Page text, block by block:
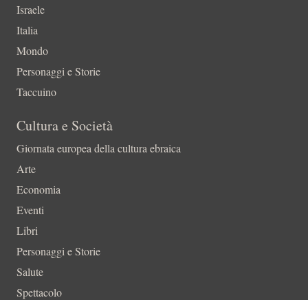
Israele
Italia
Mondo
Personaggi e Storie
Taccuino
Cultura e Società
Giornata europea della cultura ebraica
Arte
Economia
Eventi
Libri
Personaggi e Storie
Salute
Spettacolo